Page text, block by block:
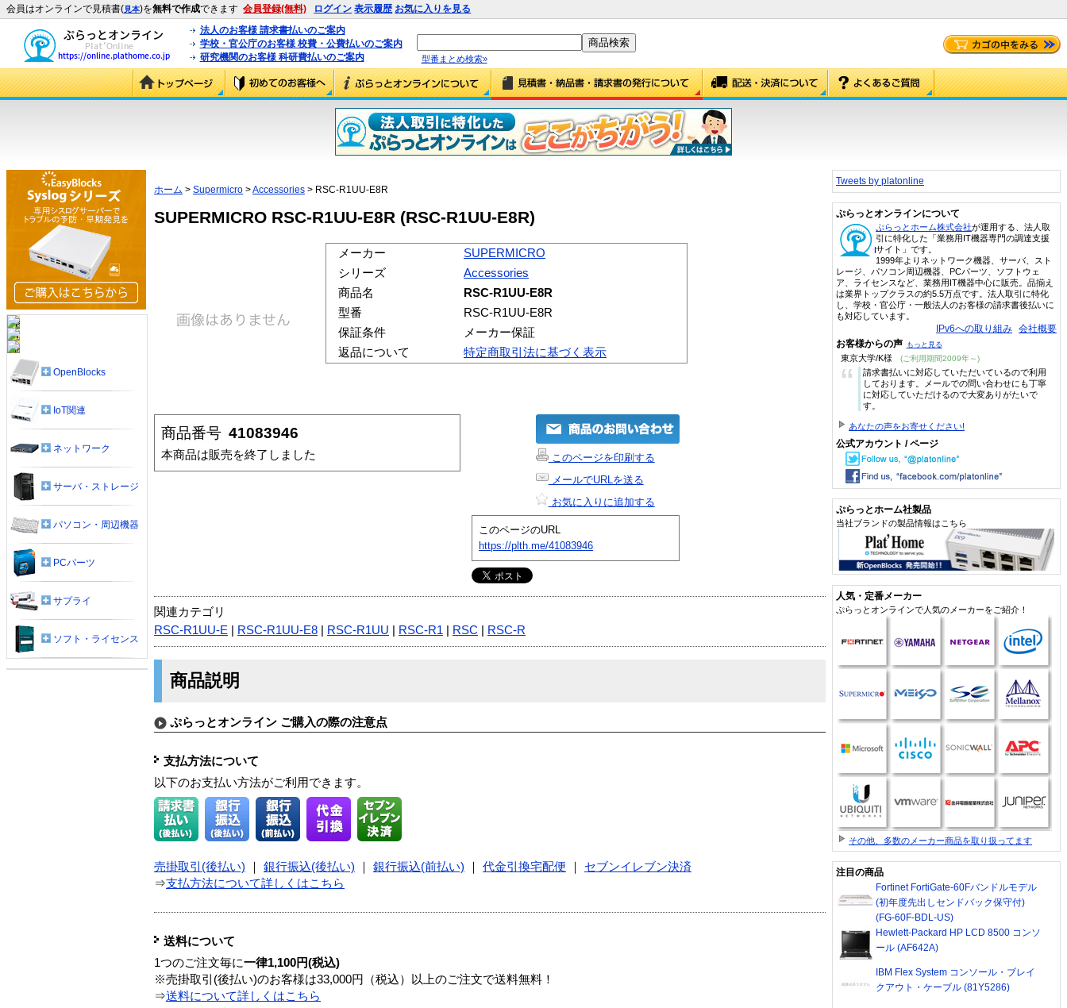
会員はオンラインで見積書(見本)を無料で作成できます 会員登録(無料) ログイン 表示履歴 お気に入りを見る
法人のお客様 請求書払いのご案内
学校・官公庁のお客様 校費・公費払いのご案内
研究機関のお客様 科研費払いのご案内
型番まとめ検索»
ホーム > Supermicro >Accessories > RSC-R1UU-E8R
SUPERMICRO RSC-R1UU-E8R (RSC-R1UU-E8R)
メーカー
SUPERMICRO
シリーズ
Accessories
商品名
RSC-R1UU-E8R
型番
RSC-R1UU-E8R
保証条件
メーカー保証
返品について
特定商取引法に基づく表示
商品番号 41083946
本商品は販売を終了しました
このページを印刷する
メールでURLを送る
お気に入りに追加する
このページのURL
https://plth.me/41083946
関連カテゴリ
RSC-R1UU-E
RSC-R1UU-E8 RSC-R1UU RSC-R1 RSC RSC-R
商品説明
ぷらっとオンライン ご購入の際の注意点
支払方法について
以下のお支払い方法がご利用できます。
売掛取引(後払い) 銀行振込(後払い) 銀行振込(前払い) 代金引換宅配便
セブンイレブン決済
⇒支払方法について詳しくはこちら
送料について
1つのご注文毎に一律1,100円(税込)
※売掛取引(後払い)のお客様は33,000円（税込）以上のご注文で送料無料！
⇒送料について詳しくはこちら
OpenBlocks
IoT関連
ネットワーク
サーバ・ストレージ
パソコン・周辺機器
PCパーツ
サプライ
ソフト・ライセンス
Tweets by platonline
ぷらっとオンラインについて
ぷらっとホーム株式会社が運用する、法人取
引に特化した「業務用IT機器専門の調達支援
サイト」です。
1999年よりネットワーク機器、サーバ、スト
レージ、パソコン周辺機器、PCパーツ、ソフトウェ
ア、ライセンスなど、業務用IT機器中心に販売。品揃え
は業界トップクラスの約5.5万点です。法人取引に特化
し、学校・官公庁・一般法人のお客様の請求書後払いに
も対応しています。
IPv6への取り組み 会社概要
お客様からの声 もっと見る
東京大学/K様 (ご利用期間2009年～)
“
請求書払いに対応していただいているので利用
しております。メールでの問い合わせにも丁寧
に対応していただけるので大変ありがたいで
す。
あなたの声をお寄せください!
公式アカウント / ページ
ぷらっとホーム社製品
当社ブランドの製品情報はこちら
人気・定番メーカー
ぷらっとオンラインで人気のメーカーをご紹介！
その他、多数のメーカー商品を取り扱ってます
注目の商品
Fortinet FortiGate-60Fバンドルモデル
(初年度先出しセンドバック保守付)
(FG-60F-BDL-US)
Hewlett-Packard HP LCD 8500 コンソ
ール (AF642A)
IBM Flex System コンソール・ブレイ
クアウト・ケーブル (81Y5286)